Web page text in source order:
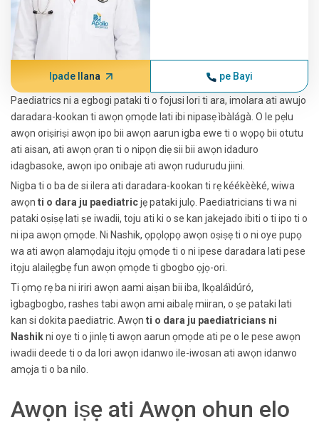
Ipade Ilana pe Bayi
Paediatrics ni a egbogi pataki ti o fojusi lori ti ara, imolara ati awujo
daradara-kookan ti awọn ọmọde lati ibi nipasẹ ìbàlágà. O le pẹlu
awọn oriṣiriṣi awọn ipo bii awọn aarun igba ewe ti o wọpọ bii otutu
ati aisan, ati awọn ọran ti o nipọn diẹ sii bii awọn idaduro
idagbasoke, awọn ipo onibaje ati awọn rudurudu jiini.
Nigba ti o ba de si ilera ati daradara-kookan ti rẹ kéékèèké, wiwa
awọn ti o dara ju paediatricjẹ pataki julọ. Paediatricians ti wa ni
pataki oṣiṣẹ lati ṣe iwadii, toju ati ki o se kan jakejado ibiti o ti ipo ti o
ni ipa awọn ọmọde. Ni Nashik, ọpọlọpọ awọn oṣiṣẹ ti o ni oye pupọ
wa ati awọn alamọdaju itọju ọmọde ti o ni ipese daradara lati pese
itọju alailẹgbẹ fun awọn ọmọde ti gbogbo ọjọ-ori.
Ti ọmọ rẹ ba ni iriri awọn aami aiṣan bii iba, Ikọaláìdúró,
ìgbagbogbo, rashes tabi awọn ami aibalẹ miiran, o ṣe pataki lati
kan si dokita paediatric. Awọn ti o dara ju paediatricians ni
Nashikni oye ti o jinlẹ ti awọn aarun ọmọde ati pe o le pese awọn
iwadii deede ti o da lori awọn idanwo ile-iwosan ati awọn idanwo
amọja ti o ba nilo.
Awọn iṣẹ ati Awọn ohun elo